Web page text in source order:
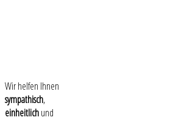
Wir helfen Ihnen
sympathisch,
einheitlichund